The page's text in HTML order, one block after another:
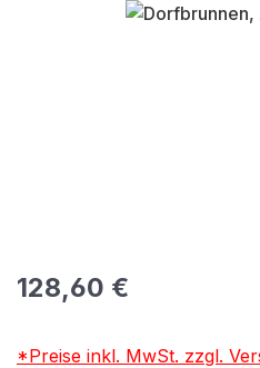
Bildergalerie überspringen
Regulärer Preis:
128,60 €
*Preise inkl. MwSt. zzgl.